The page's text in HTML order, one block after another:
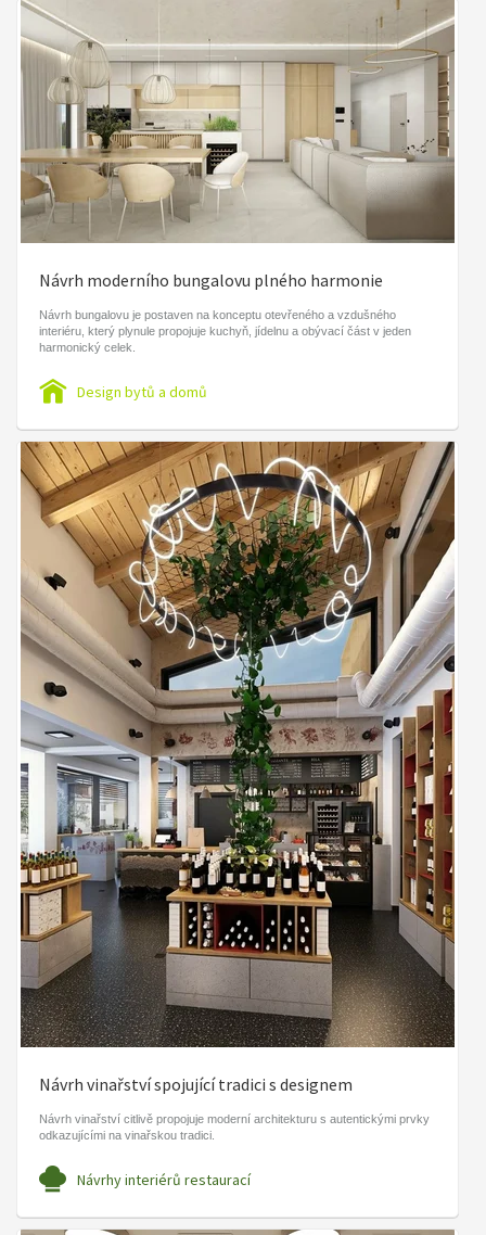
Návrh moderního bungalovu plného harmonie
Návrh bungalovu je postaven na konceptu otevřeného a vzdušného
interiéru, který plynule propojuje kuchyň, jídelnu a obývací část v jeden
harmonický celek.
Design bytů a domů
Návrh vinařství spojující tradici s designem
Návrh vinařství citlivě propojuje moderní architekturu s autentickými prvky
odkazujícími na vinařskou tradici.
Návrhy interiérů restaurací